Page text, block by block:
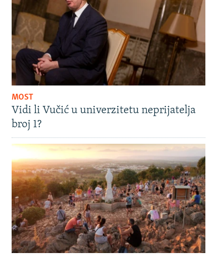
MOST
Vidi li Vučić u univerzitetu neprijatelja
broj 1?